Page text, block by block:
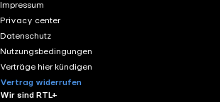
Impressum
Privacy center
Datenschutz
Nutzungsbedingungen
Verträge hier kündigen
Vertrag widerrufen
Wir sind RTL+